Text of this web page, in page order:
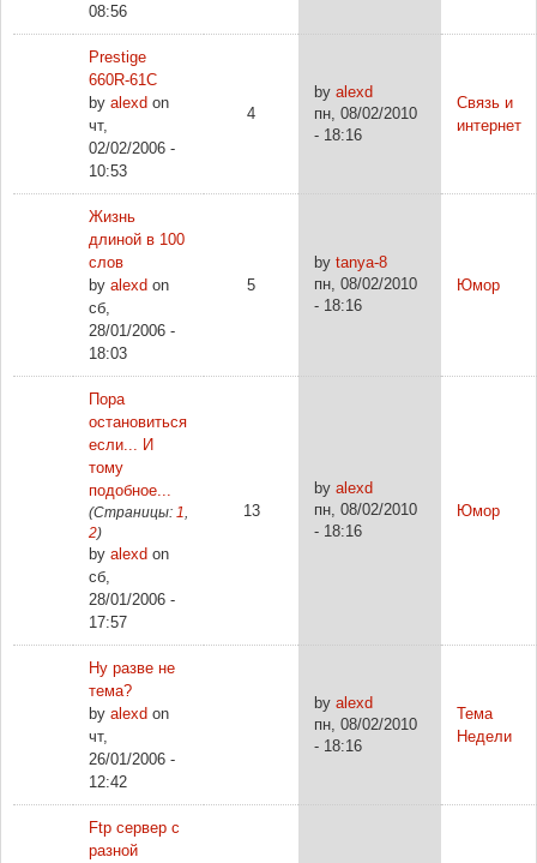
08:56
Prestige
660R-61C
by alexd on
чт,
02/02/2006 -
10:53
4
by alexd
пн, 08/02/2010
- 18:16
Связь и
интернет
Жизнь
длиной в 100
слов
by alexd on
сб,
28/01/2006 -
18:03
5
by tanya-8
пн, 08/02/2010
- 18:16
Юмор
Пора
остановиться
если... И
тому
подобное...
(Страницы: 1
2)
by alexd on
сб,
28/01/2006 -
17:57
13
by alexd
пн, 08/02/2010
- 18:16
Юмор
Ну разве не
тема?
by alexd on
чт,
26/01/2006 -
12:42
by alexd
пн, 08/02/2010
- 18:16
Тема
Недели
Ftp сервер с
разной